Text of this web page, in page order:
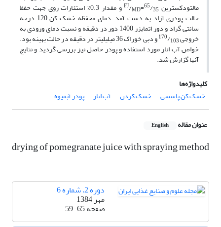
مالتودکسترین FJ/MD=65/35 و مقدار 0.3% استئارات روی جهت حفظ
حالت پودری آزاد به دست آمد. دمای محفظه خشک کن 120 درجه
سانتی گراد و دور اتمایزر 1400 دور در دقیقه و نسبت دمای ورودی به
خروجی 170/103 و دبی خوراک 36 میلیلیتر در دقیقه در حالت بهینه بود.
خواص آب انار مورد استفاده و پودر حاصل نیز بررسی گردید و نتایج
آنها گزارش شد.
کلیدواژه‌ها
خشک کن پاششی
خشک کردن آب انار پودر آبمیوه
عنوان مقاله English
drying of pomegranate juice with spraying method
دوره 2، شماره 6
مهر 1384
صفحه59-65